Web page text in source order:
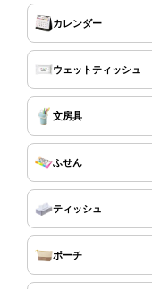
カレンダー
ウェットティッシュ
文房具
ふせん
ティッシュ
ポーチ